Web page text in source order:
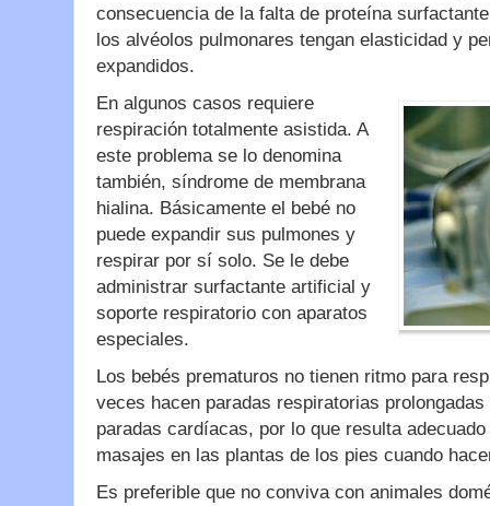
consecuencia de la falta de proteína
los alvéolos pulmonares tengan elasticidad y
expandidos.
En algunos casos requiere
respiración totalmente asistida. A
este problema se lo denomina
también, síndrome de membrana
hialina. Básicamente el bebé no
puede expandir sus pulmones y
respirar por sí solo. Se le debe
administrar surfactante artificial y
soporte respiratorio con aparatos
especiales.
Los bebés prematuros no tienen ritmo para
veces hacen paradas respiratorias
paradas cardíacas, por lo que resulta
masajes en las plantas de los pies cuando
Es preferible que no conviva con animales